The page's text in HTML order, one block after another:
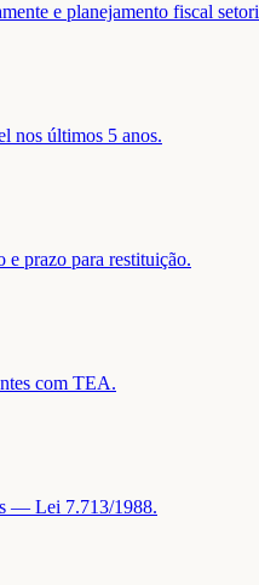
e planejamento fiscal
nos últimos 5 anos.
prazo para restituição.
com TEA.
— Lei 7.713/1988.